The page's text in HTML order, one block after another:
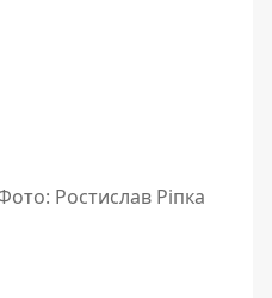
Ростислав Ріпка